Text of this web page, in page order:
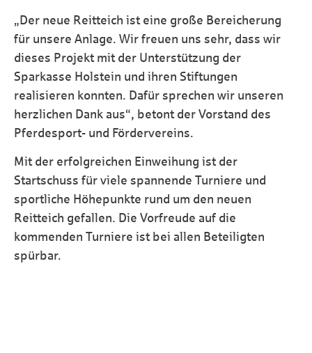
„Der neue Reitteich ist eine große Bereicherung
für unsere Anlage. Wir freuen uns sehr, dass wir
dieses Projekt mit der Unterstützung der
Sparkasse Holstein und ihren Stiftungen
realisieren konnten. Dafür sprechen wir unseren
herzlichen Dank aus“, betont der Vorstand des
Pferdesport- und Fördervereins.
Mit der erfolgreichen Einweihung ist der
Startschuss für viele spannende Turniere und
sportliche Höhepunkte rund um den neuen
Reitteich gefallen. Die Vorfreude auf die
kommenden Turniere ist bei allen Beteiligten
spürbar.